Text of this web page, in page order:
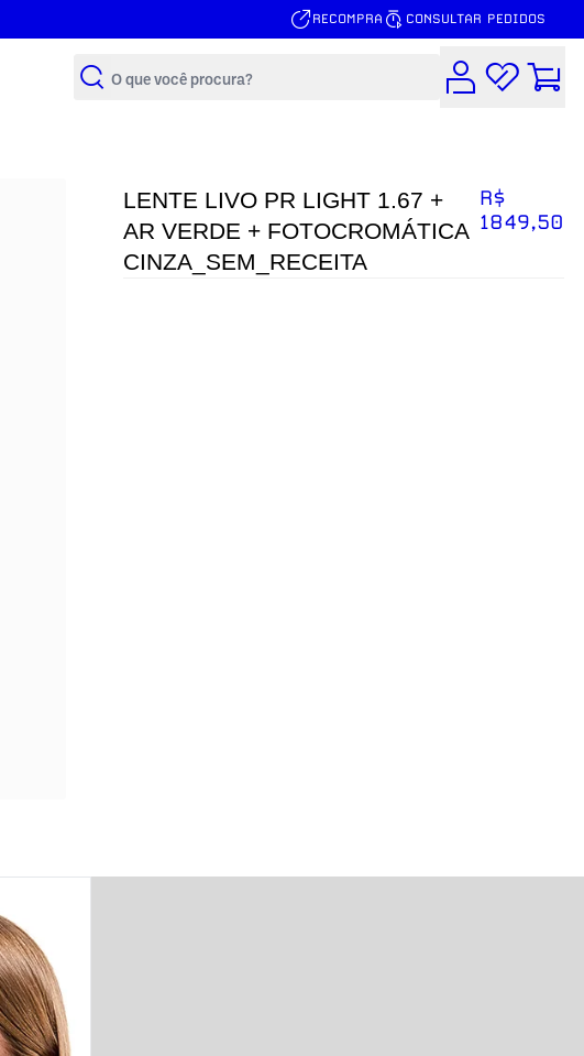
RECOMPRA CONSULTAR PEDIDOS
Buscar
LENTE LIVO PR LIGHT 1.67 +
AR VERDE + FOTOCROMÁTICA
CINZA_SEM_RECEITA
R$
1849,50